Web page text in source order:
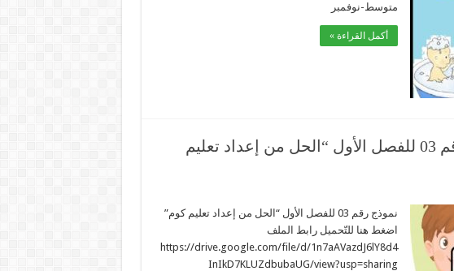
متوسط-نوفمبر
أكمل القراءة »
اللغة الإنجليزية 1AM : نموذج رقم 03 للفصل الأول “الحل من إعداد تعليم
نموذج رقم 03 للفصل الأول “الحل من إعداد تعليم كوم”
اضغط هنا للتّحميل رابط الملف
https://drive.google.com/file/d/1n7aAVazdJ6lY8d4
InIkD7KLUZdbubaUG/view?usp=sharing